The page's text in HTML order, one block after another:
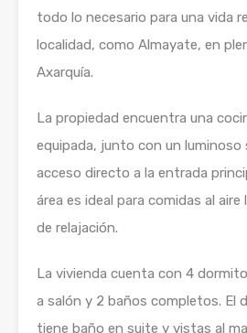
todo lo necesario para una vida
localidad, como Almayate, en
Axarquía.
La propiedad encuentra una
equipada, junto con un
acceso directo a la entrada
área es ideal para comidas al
de relajación.
La vivienda cuenta con 4
a salón y 2 baños completos. El
tiene baño en suite y vistas al